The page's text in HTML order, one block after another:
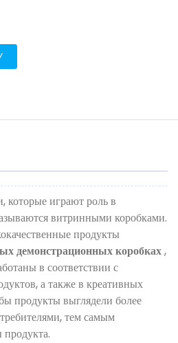
которые играют роль в
витринными коробками.
продукты
демонстрационных коробках,
в соответствии с
а также в креативных
продукты выглядели более
тем самым